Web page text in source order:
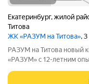
Екатеринбург,жилой
Титова
ЖК «РАЗУМ на Титова»,
РАЗУМ на Титова новый квартал от федерального девелопера
«РАЗУМ» с 12-летним
Монтёрская, Титова и